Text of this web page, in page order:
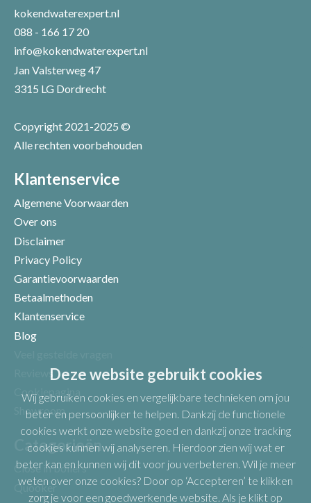
Uw recensie *
kokendwaterexpert.nl
088 - 166 17 20
info@kokendwaterexpert.nl
Jan Valsterweg 47
3315 LG Dordrecht
Copyright 2021-2025 ©
Alle rechten voorbehouden
Klantenservice
Algemene Voorwaarden
Over ons
Disclaimer
Privacy Policy
Garantievoorwaarden
Betaalmethoden
Klantenservice
Blog
Reviews
Cookiepagina
Showroom
Categorieën
Close in boilers
Quooker
Deze website gebruikt cookies
Wij gebruiken cookies en vergelijkbare technieken om jou
beter en persoonlijker te helpen. Dankzij de functionele
cookies werkt onze website goed en dankzij onze tracking
cookies kunnen wij analyseren. Hierdoor zien wij wat er
beter kan en kunnen wij dit voor jou verbeteren. Wil je meer
weten over onze cookies? Door op ‘Accepteren’ te klikken
zorg je voor een goedwerkende website. Als je klikt op